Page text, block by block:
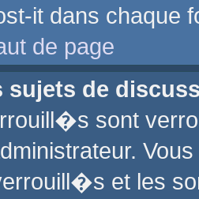
it dans chaque
de page
sujets de
sont
et les